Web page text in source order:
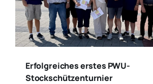
Erfolgreiches erstes PWU-
Stockschützenturnier